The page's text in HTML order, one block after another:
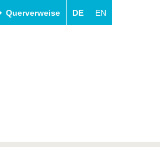
Querverweise DE EN
BTU & Region erleben